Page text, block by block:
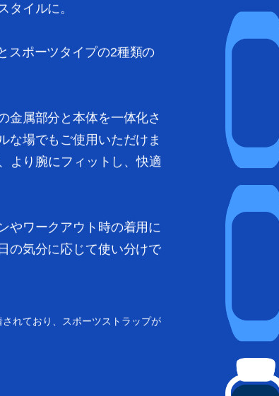
タイルに。
スポーツタイプの2種類の
金属部分と本体を一体化さ
な場でもご使用いただけま
より腕にフィットし、快適
やワークアウト時の着用に
の気分に応じて使い分けで
れており、スポーツストラップが